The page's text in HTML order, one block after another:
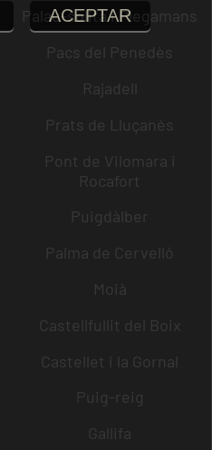
Palau-solità i Plegamans
Pacs del Penedès
Rajadell
Prats de Lluçanès
Pont de Vilomara i
Rocafort
Puigdàlber
Palma de Cervelló
Moià
Castellfullit del Boix
Castellet i la Gornal
Puig-reig
Gallifa
ACEPTAR